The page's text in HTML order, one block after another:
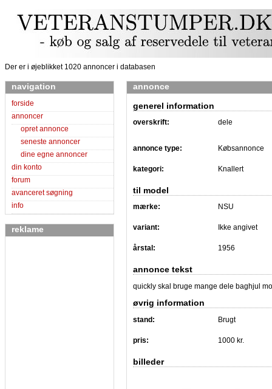
Der er i øjeblikket 1020 annoncer i databasen
navigation
forside
annoncer
opret annonce
seneste annoncer
dine egne annoncer
din konto
forum
avanceret søgning
info
reklame
annonce
generel information
overskrift: dele
annonce type: Købsannonce
kategori: Knallert
til model
mærke: NSU
variant: Ikke angivet
årstal: 1956
annonce tekst
quickly skal bruge mange dele baghjul
øvrig information
stand: Brugt
pris: 1000 kr.
billeder